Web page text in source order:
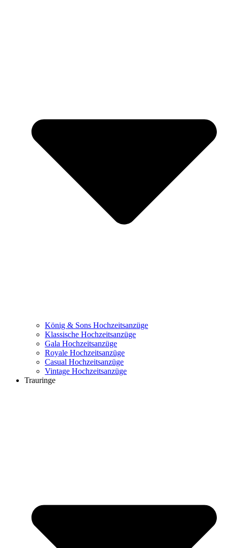
König & Sons Hochzeitsanzüge
Klassische Hochzeitsanzüge
Gala Hochzeitsanzüge
Royale Hochzeitsanzüge
Casual Hochzeitsanzüge
Vintage Hochzeitsanzüge
Trauringe